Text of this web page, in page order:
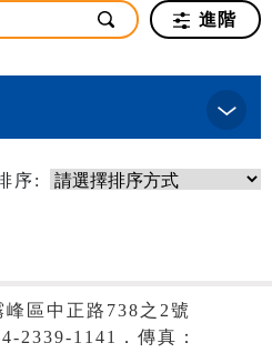
進階
序:
區中正路738之2號
2339-1141．傳真：